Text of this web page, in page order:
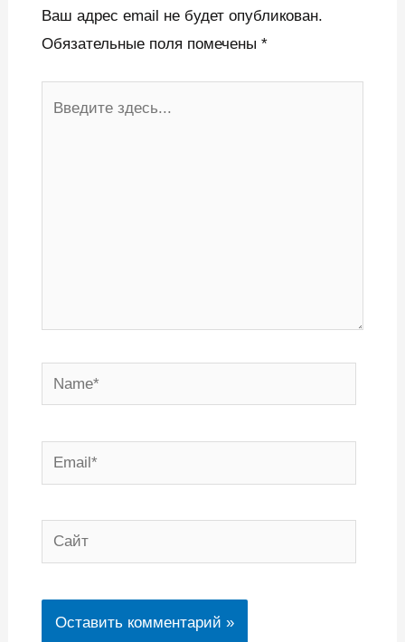
Ваш адрес email не будет опубликован.
Обязательные поля помечены *
Name*
Email*
Сайт